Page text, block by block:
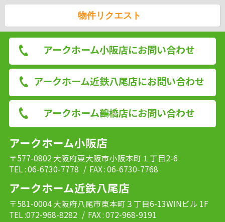
物件リクエスト
アークホーム小阪店にお問い合わせ
アークホーム近鉄八尾店にお問い合わせ
アークホーム鶴橋店にお問い合わせ
アークホーム小阪店
〒577-0802 大阪府東大阪市小阪本町１丁目2-6
TEL : 06-6730-7778 / FAX : 06-6730-7768
アークホーム近鉄八尾店
〒581-0004 大阪府八尾市東本町３丁目6-13WINビル 1F
TEL :072-968-8282 / FAX : 072-968-9191